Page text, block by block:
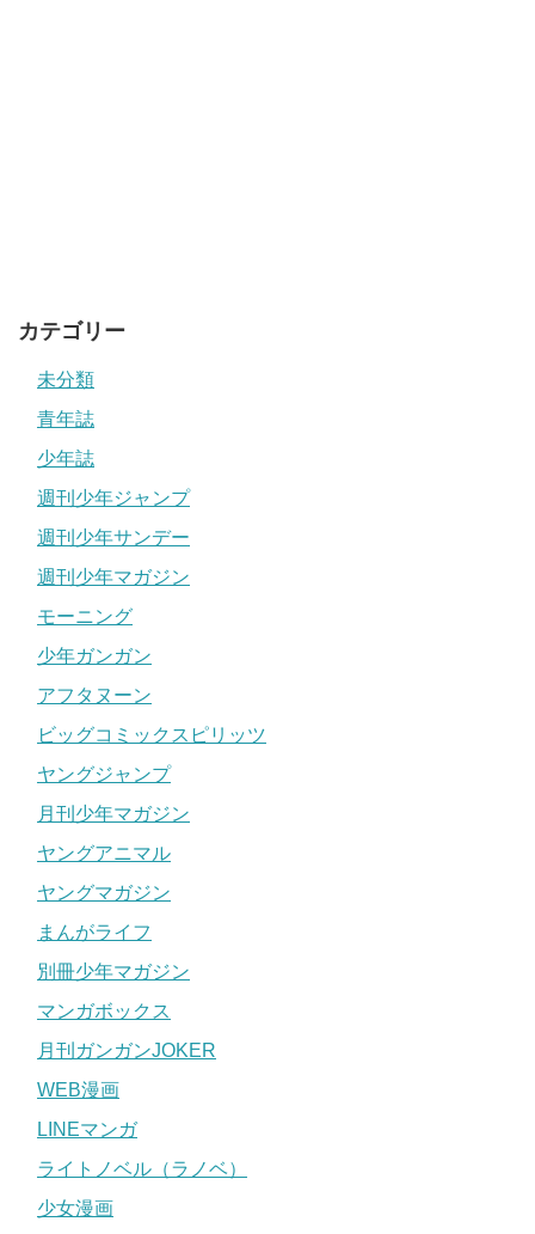
カテゴリー
未分類
青年誌
少年誌
週刊少年ジャンプ
週刊少年サンデー
週刊少年マガジン
モーニング
少年ガンガン
アフタヌーン
ビッグコミックスピリッツ
ヤングジャンプ
月刊少年マガジン
ヤングアニマル
ヤングマガジン
まんがライフ
別冊少年マガジン
マンガボックス
月刊ガンガンJOKER
WEB漫画
LINEマンガ
ライトノベル（ラノベ）
少女漫画